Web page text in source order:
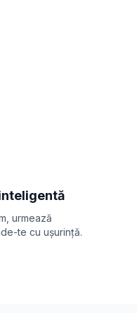
urmează
te cu ușurință.